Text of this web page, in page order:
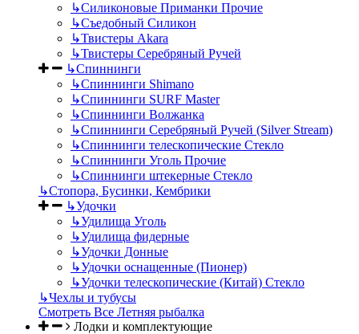
↳Силиконовые Приманки Прочие
↳Съедобный Силикон
↳Твистеры Akara
↳Твистеры Серебряный Ручей
↳Спиннинги
↳Спиннинги Shimano
↳Спиннинги SURF Master
↳Спиннинги Волжанка
↳Спиннинги Серебряный Ручей (Silver Stream)
↳Спиннинги телескопические Стекло
↳Спиннинги Уголь Прочие
↳Спиннинги штекерные Стекло
↳Стопора, Бусинки, Кембрики
↳Удочки
↳Удилища Уголь
↳Удилища фидерные
↳Удочки Донные
↳Удочки оснащенные (Пионер)
↳Удочки телескопические (Китай) Стекло
↳Чехлы и тубусы
Смотреть Все Летняя рыбалка
Лодки и комплектующие